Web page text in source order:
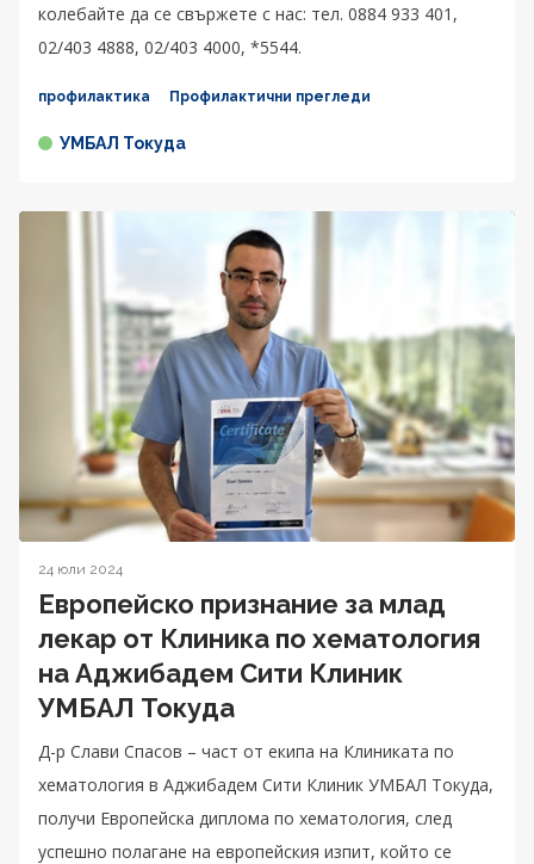
колебайте да се свържете с нас: тел. 0884 933 401,
02/403 4888, 02/403 4000, *5544.
профилактика Профилактични прегледи
УМБАЛ Токуда
24 юли 2024
Европейско признание за млад
лекар от Клиника по хематология
на Аджибадем Сити Клиник
УМБАЛ Токуда
Д-р Слави Спасов – част от екипа на Клиниката по
хематология в Аджибадем Сити Клиник УМБАЛ Токуда,
получи Европейска диплома по хематология, след
успешно полагане на европейския изпит, който се